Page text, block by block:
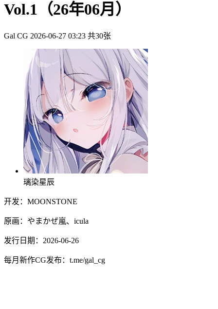
Vol.1（26年06月）
Gal CG 2026-06-27 03:23 共30张
璃染星辰
开发：MOONSTONE
原画：やまかぜ嵐、icula
发行日期：2026-06-26
每月新作CG发布：t.me/gal_cg